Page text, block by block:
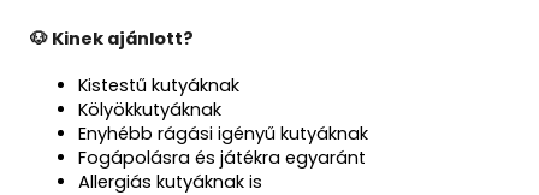
🐶 Kinek ajánlott?
Kistestű kutyáknak
Kölyökkutyáknak
Enyhébb rágási igényű kutyáknak
Fogápolásra és játékra egyaránt
Allergiás kutyáknak is